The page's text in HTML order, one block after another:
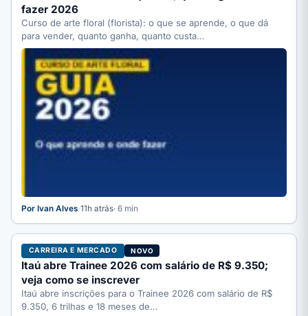
fazer 2026
Curso de arte floral (florista): o que se aprende, o que dá
para vender, quanto ganha, quanto custa…
Por Ivan Alves·11h atrás· 6 min
CARREIRA E MERCADO NOVO
Itaú abre Trainee 2026 com salário de R$ 9.350;
veja como se inscrever
Itaú abre inscrições para o Trainee 2026 com salário de R$
9.350, 6 trilhas e 18 meses de…